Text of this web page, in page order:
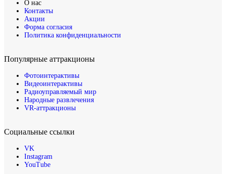
О нас
Контакты
Акции
Форма согласия
Политика конфиденциальности
Популярные аттракционы
Фотоинтерактивы
Видеоинтерактивы
Радиоуправляемый мир
Народные развлечения
VR-аттракционы
Социальные ссылки
VK
Instagram
YouTube